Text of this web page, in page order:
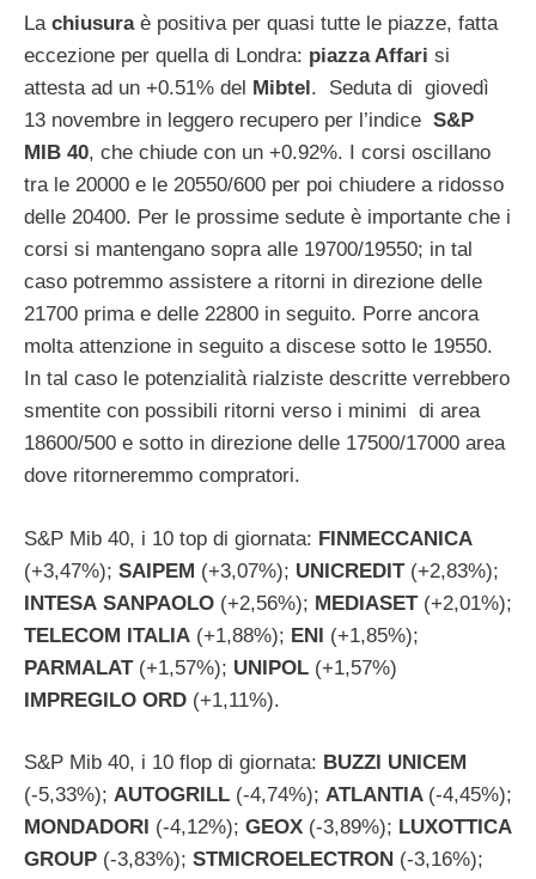
La chiusura è positiva per quasi tutte le piazze, fatta
eccezione per quella di Londra: piazza Affari si
attesta ad un +0.51% del
Mibtel . Seduta di giovedì
13 novembre in leggero recupero per l’indice S&P
MIB 40, che chiude con un +0.92%. I corsi oscillano
tra le 20000 e le 20550/600 per poi chiudere a ridosso
delle 20400. Per le prossime sedute è importante che i
corsi si mantengano sopra alle 19700/19550; in tal
caso potremmo assistere a ritorni in direzione delle
21700 prima e delle 22800 in seguito. Porre ancora
molta attenzione in seguito a discese sotto le 19550.
In tal caso le potenzialità rialziste descritte verrebbero
smentite con possibili ritorni verso i minimi di area
18600/500 e sotto in direzione delle 17500/17000 area
dove ritorneremmo compratori.
S&P Mib 40, i 10 top di giornata: FINMECCANICA
(+3,47%); SAIPEM (+3,07%); UNICREDIT (+2,83%);
INTESA SANPAOLO (+2,56%); MEDIASET(+2,01%);
TELECOM ITALIA (+1,88%); ENI (+1,85%);
PARMALAT (+1,57%); UNIPOL (+1,57%)
IMPREGILO ORD (+1,11%).
S&P Mib 40, i 10 flop di giornata: BUZZI UNICEM
(-5,33%); AUTOGRILL (-4,74%); ATLANTIA (-4,45%);
MONDADORI (-4,12%); GEOX (-3,89%); LUXOTTICA
GROUP (-3,83%); STMICROELECTRON (-3,16%);